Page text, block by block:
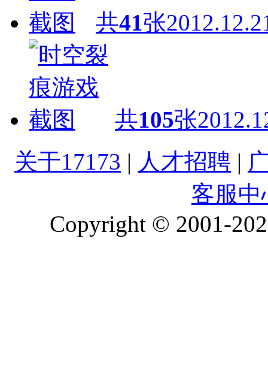
共41张
共105张
关于17173 | 人才招聘 |
客服中
Copyright © 2001-